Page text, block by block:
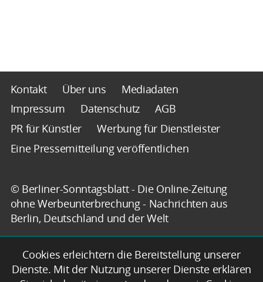
Kontakt Über uns
Mediadaten
Impressum
Datenschutz
AGB
PR für Künstler
Werbung für Dienstleister
Eine Pressemitteilung veröffentlichen
© Berliner-Sonntagsblatt - Die Online-Zeitung
ohne Werbeunterbrechung - Nachrichten aus
Berlin, Deutschland und der Welt
Cookies erleichtern die Bereitstellung unserer
Dienste. Mit der Nutzung unserer Dienste erklären